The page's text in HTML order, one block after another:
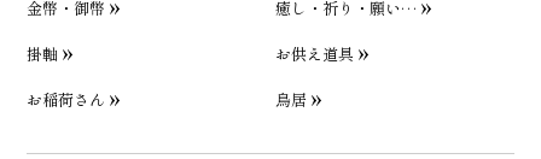
金幣・御幣
癒し・祈り・願い…
掛軸
お供え道具
お稲荷さん
鳥居